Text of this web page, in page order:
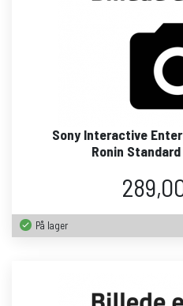
Sony Interactive
Ronin
På lager